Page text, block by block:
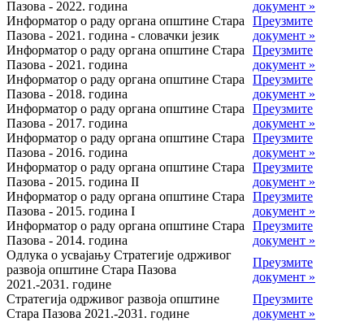
Пазова - 2022. година
документ »
Информатор о раду органа општине Стара
Пазова - 2021. година - словачки језик
Преузмите
документ »
Информатор о раду органа општине Стара
Пазова - 2021. година
Преузмите
документ »
Информатор о раду органа општине Стара
Пазова - 2018. година
Преузмите
документ »
Информатор о раду органа општине Стара
Пазова - 2017. година
Преузмите
документ »
Информатор о раду органа општине Стара
Пазова - 2016. година
Преузмите
документ »
Информатор о раду органа општине Стара
Пазова - 2015. година II
Преузмите
документ »
Информатор о раду органа општине Стара
Пазова - 2015. година I
Преузмите
документ »
Информатор о раду органа општине Стара
Пазова - 2014. година
Преузмите
документ »
Одлука о усвајању Стратегије одрживог
развоја општине Стара Пазова
2021.-2031. године
Преузмите
документ »
Стратегија одрживог развоја општине
Стара Пазова 2021.-2031. године
Преузмите
документ »